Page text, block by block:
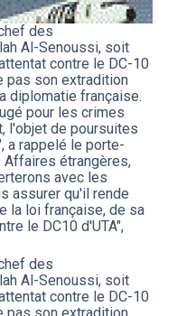
des
Al-Senoussi, soit
contre le DC-10
pas son extradition
diplomatie française.
pour les crimes
l'objet de poursuites
a rappelé le porte-
étrangères,
avec les
assurer qu'il rende
la loi française, de sa
le DC10 d'UTA",
des
Al-Senoussi, soit
contre le DC-10